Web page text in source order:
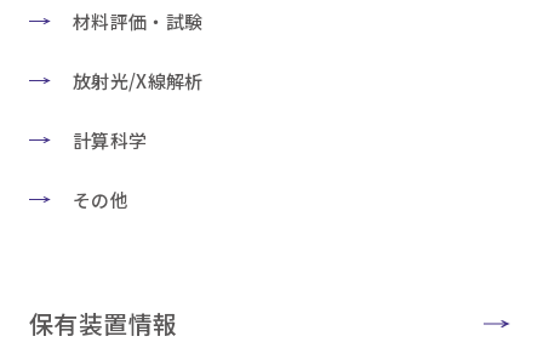
材料評価・試験
放射光/X線解析
計算科学
その他
保有装置情報